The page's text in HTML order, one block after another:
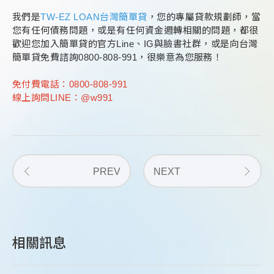
我們是TW-EZ LOAN台灣簡單貸 ，您的專屬貸款規劃師，當
您有任何債務問題，或是有任何資金週轉相關的問題，都很
歡迎您加入簡單貸的官方Line、IG與臉書社群，或是向台灣
簡單貸免費諮詢0800-808-991，很樂意為您服務！
免付費電話：0800-808-991
線上詢問LINE：@w991
PREV NEXT
相關訊息